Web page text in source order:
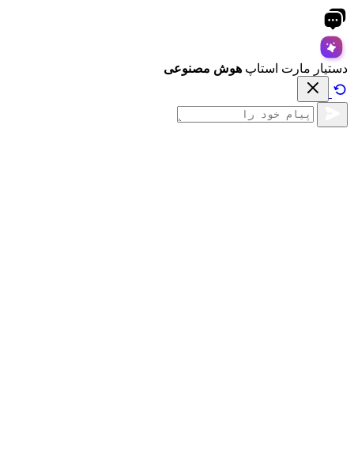
دستیار مارت استاپ هوش مصنوعی